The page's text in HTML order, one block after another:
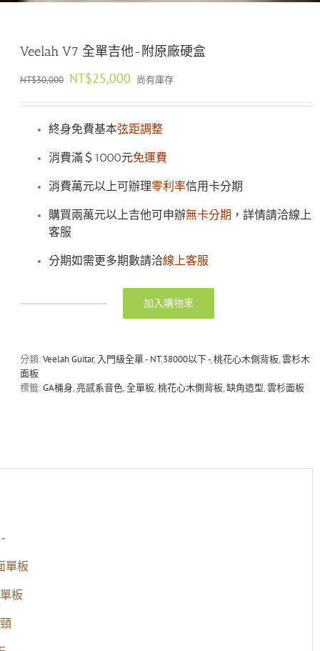
Veelah V7 全單吉他-附原廠硬盒
NT$30,000 原
價
NT$30,000。
NT$25,000目
價
NT$25,000。
尚有庫存
終身免費基本弦距調整
消費滿＄1000元免運費
消費萬元以上可辦理零利率信用卡分期
購買兩萬元以上吉他可申辦無卡分期 ，詳情請洽線上
客服
分期如需更多期數請洽線上客服
他-
附
數
加入購物車
分類:Veelah Guitar, 入門級全單 - NT.38000以下 -,桃花心木側背板,雲杉木
面板
標籤:GA桶身,亮感系音色,全單板,桃花心木側背板,缺角造型,雲杉面板
單板
板